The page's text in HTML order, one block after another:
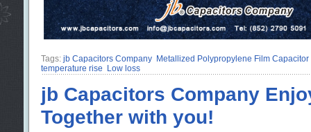
Tags: jb Capacitors Company Metallized Polypropylene Film Capacitor
temperature rise Low loss
jb Capacitors Company
Together with you!